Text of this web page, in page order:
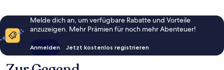
Melde dich an, um verfügbare Rabatte und Vorteile
anzuzeigen. Mehr Prämien für noch mehr Abenteuer!
Anmelden Jetzt kostenlos registrieren